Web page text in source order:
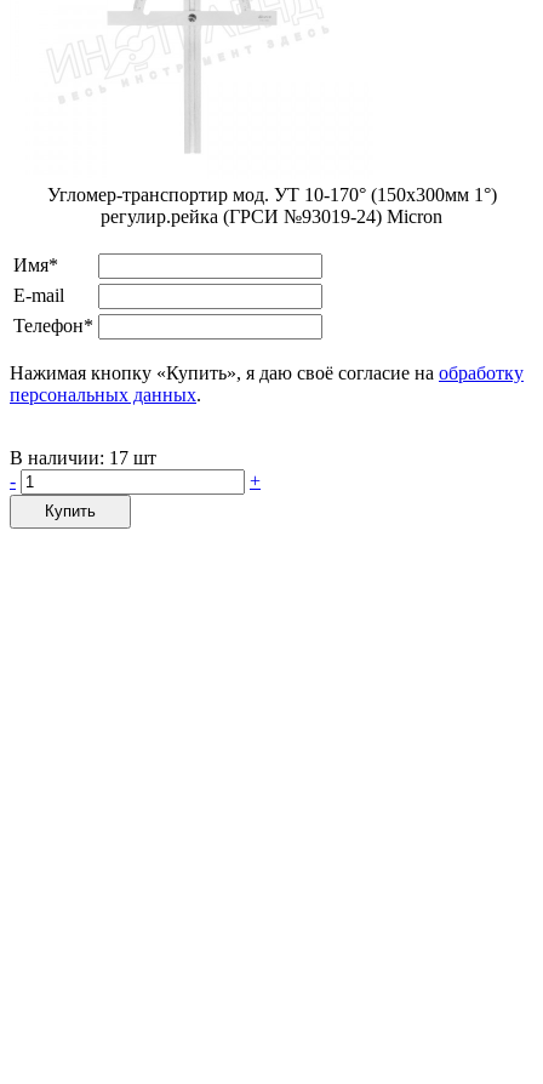
Угломер-транспортир мод. УТ 10-170° (150x300мм 1°)
регулир.рейка (ГРСИ №93019-24) Мicron
Имя*
E-mail
Телефон*
Нажимая кнопку «Купить», я даю своё согласие на обработку
персональных данных.
В наличии: 17 шт
-
+
Купить